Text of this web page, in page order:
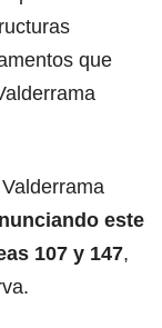
que
este
107 y 147,